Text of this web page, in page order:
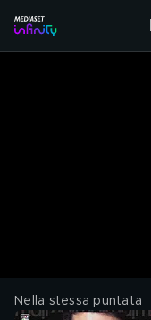
Nella stessa puntata